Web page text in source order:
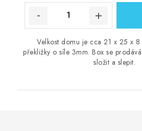
Velkost domu je cca 21 x 25 x
překližky o síle 3mm. Box se
složit a slepit.